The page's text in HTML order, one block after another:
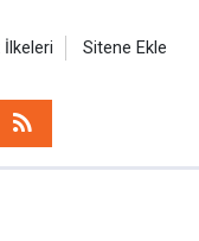
İlkeleri Sitene Ekle